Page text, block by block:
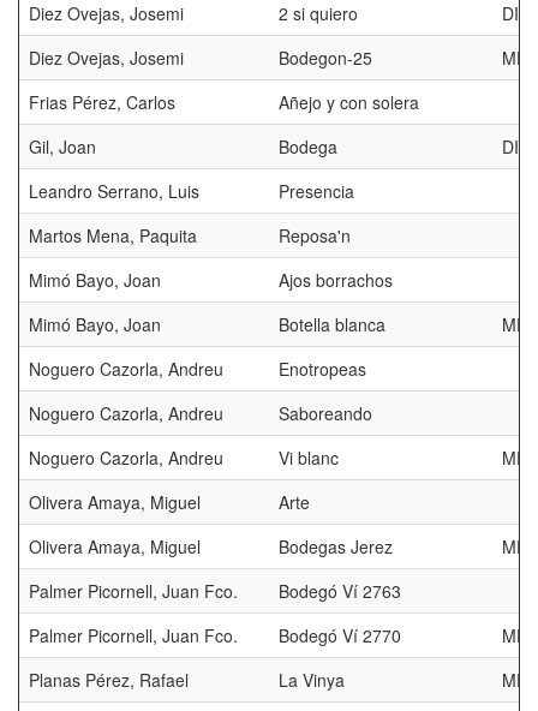
Diez Ovejas, Josemi
2 si quiero
Diez Ovejas, Josemi
Bodegon-25
Frias Pérez, Carlos
Añejo y con solera
Gil, Joan
Bodega
Leandro Serrano, Luis
Presencia
Martos Mena, Paquita
Reposa'n
Mimó Bayo, Joan
Ajos borrachos
Mimó Bayo, Joan
Botella blanca
Noguero Cazorla, Andreu
Enotropeas
Noguero Cazorla, Andreu
Saboreando
Noguero Cazorla, Andreu
Vi blanc
Olivera Amaya, Miguel
Arte
Olivera Amaya, Miguel
Bodegas Jerez
Palmer Picornell, Juan Fco.
Bodegó Ví 2763
Palmer Picornell, Juan Fco.
Bodegó Ví 2770
Planas Pérez, Rafael
La Vinya